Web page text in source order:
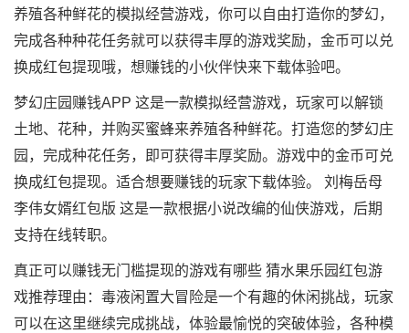
养殖各种鲜花的模拟经营游戏，你可以自由打造你的梦幻，
完成各种种花任务就可以获得丰厚的游戏奖励，金币可以兑
换成红包提现哦，想赚钱的小伙伴快来下载体验吧。
梦幻庄园赚钱APP 这是一款模拟经营游戏，玩家可以解锁
土地、花种，并购买蜜蜂来养殖各种鲜花。打造您的梦幻庄
园，完成种花任务，即可获得丰厚奖励。游戏中的金币可兑
换成红包提现。适合想要赚钱的玩家下载体验。 刘梅岳母
李伟女婿红包版 这是一款根据小说改编的仙侠游戏，后期
支持在线转职。
真正可以赚钱无门槛提现的游戏有哪些 猜水果乐园红包游
戏推荐理由：毒液闲置大冒险是一个有趣的休闲挑战，玩家
可以在这里继续完成挑战，体验最愉悦的突破体验，各种模